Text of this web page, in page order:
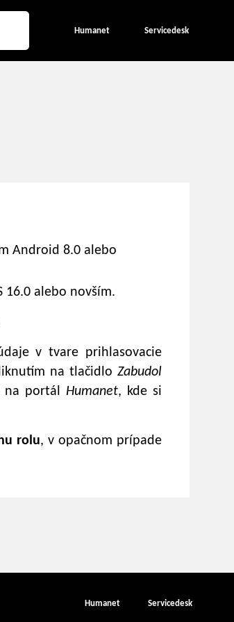
Humanet Servicedesk
Android 8.0 alebo
16.0 alebo novším.
v tvare prihlasovacie
na tlačidlo Zabudol
na portál Humanet, kde si
rolu, v opačnom prípade
Humanet Servicedesk